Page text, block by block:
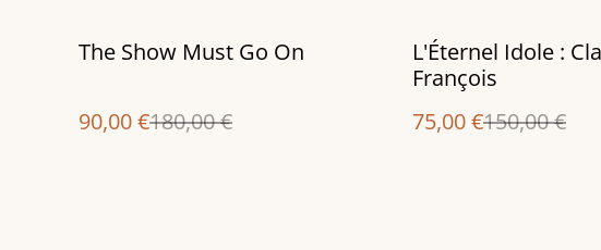
%
The Show Must Go On
90,00 €180,00 €
%
L'Éternel Idole :
François
75,00 €150,00 €